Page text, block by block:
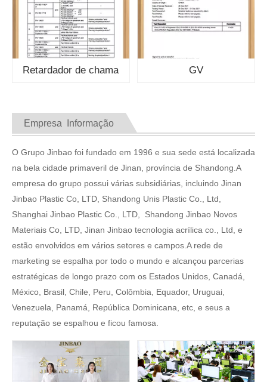
Retardador de chama GV
Empresa Informação
O Grupo Jinbao foi fundado em 1996 e sua sede está localizada
na bela cidade primaveril de Jinan, província de Shandong.A
empresa do grupo possui várias subsidiárias, incluindo Jinan
Jinbao Plastic Co, LTD, Shandong Unis Plastic Co., Ltd,
Shanghai Jinbao Plastic Co., LTD, Shandong Jinbao Novos
Materiais Co, LTD, Jinan Jinbao tecnologia acrílica co., Ltd, e
estão envolvidos em vários setores e campos.A rede de
marketing se espalha por todo o mundo e alcançou parcerias
estratégicas de longo prazo com os Estados Unidos, Canadá,
México, Brasil, Chile, Peru, Colômbia, Equador, Uruguai,
Venezuela, Panamá, República Dominicana, etc, e seus a
reputação se espalhou e ficou famosa.